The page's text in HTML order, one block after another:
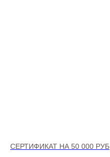
СЕРТИФИКАТ НА 50 000 РУБ